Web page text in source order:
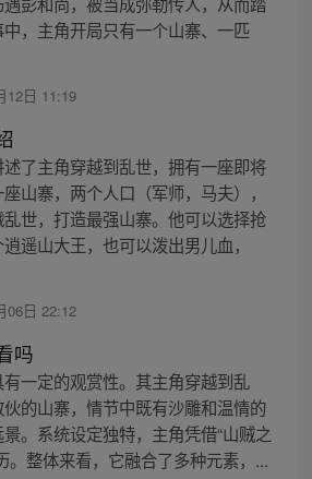
中，主角开局只有一个山寨、一匹
12日 11:19
述了主角穿越到乱世，拥有一座即将
山寨，两个人口（军师，马夫），
世，打造最强山寨。他可以选择抢
遥山大王，也可以泼出男儿血，
06日 22:12
吗
有一定的观赏性。其主角穿越到乱
的山寨，情节中既有沙雕和温情的
。系统设定独特，主角凭借“山贼之
。整体来看，它融合了多种元素，...